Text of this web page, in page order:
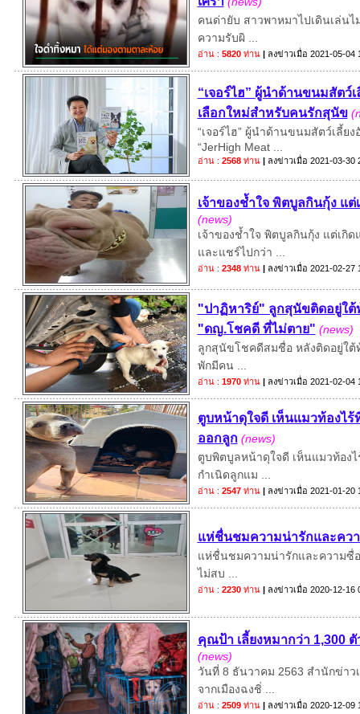
คนด่ายับ สาวพาหมาไปเดินเล่น
ความรับผิ ...
อ่าน : 5820ท่าน | ลงข่าวเมื่อ 2021-05-04
“เจอร์ไฮ” ผู้นำด้านขนมสัตว์
เลือกใหม่สำหรับคนรักสุนัข
“เจอร์ไฮ” ผู้นำด้านขนมสัตว์เลี้ย
“JerHigh Meat ...
อ่าน : 2568ท่าน | ลงข่าวเมื่อ 2021-03-30
เจ้าของช้ำใจ พิตบูลกินกุ้ง แ
(news)
เจ้าของช้ำใจ พิตบูลกินกุ้ง แต่เกิ
และแชร์ไปกว่า ...
อ่าน : 2348ท่าน | ลงข่าวเมื่อ 2021-02-27
"ปาฏิหาริย์" ลูกสุนัขติดอยู่ใต้
"ดญ.โชคดี ที่ไม่ตาย" (news)
ลูกสุนัขโชคดีสมชื่อ หลังติดอยู่ใต้ท้
พักมีคน ...
อ่าน : 1970ท่าน | ลงข่าวเมื่อ 2021-02-04
ตูบหน้าดุใจดี เห็นแมวท้องไ
ออกลูก (news)
ตูบพิตบูลหน้าดุใจดี เห็นแมวท้อง
กำเนิดลูกแม ...
อ่าน : 2547ท่าน | ลงข่าวเมื่อ 2021-01-20
แห่ชื่นชมความน่ารักและคว
แห่ชื่นชมความน่ารักและความซื่
ไม่สบ ...
อ่าน : 2230ท่าน | ลงข่าวเมื่อ 2020-12-16
คุณป้า เลี้ยงหมากว่า 1,300
(news)
วันที่ 8 ธันวาคม 2563 สำนักข่าว
จากเมืองฉงชิ่ ...
อ่าน : 2509ท่าน | ลงข่าวเมื่อ 2020-12-09